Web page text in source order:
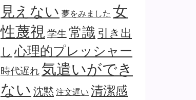
見えない 夢をみました 女
性蔑視 学生 常識 引き出
し 心理的プレッシャー
時代遅れ気遣いができ
ない 沈黙 注文遅い 清潔感